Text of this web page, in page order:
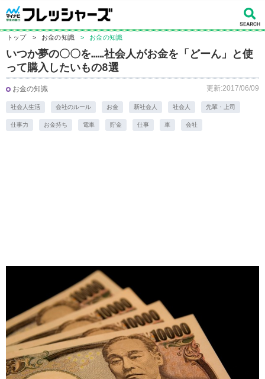
トップ > お金の知識 > お金の知識
いつか夢の〇〇を……社会人がお金を「どーん」と使
って購入したいもの8選
お金の知識 更新:2017/06/09
社会人生活 会社のルール お金 新社会人 社会人 先輩・上司
仕事力 お金持ち 電車 貯金 仕事 車 会社